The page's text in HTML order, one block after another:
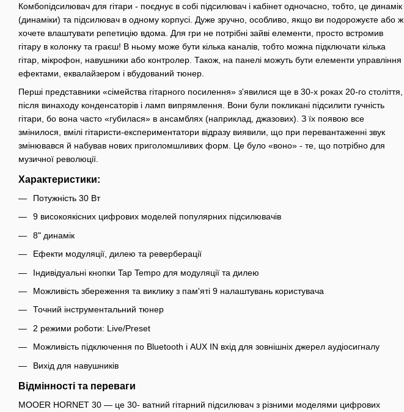
Комбопідсилювач для гітари - поєднує в собі підсилювач і кабінет одночасно, тобто, це динамік
(динаміки) та підсилювач в одному корпусі. Дуже зручно, особливо, якщо ви подорожуєте або ж
хочете влаштувати репетицію вдома. Для гри не потрібні зайві елементи, просто встромив
гітару в колонку та граєш! В ньому може бути кілька каналів, тобто можна підключати кілька
гітар, мікрофон, навушники або контролер. Також, на панелі можуть бути елементи управління
ефектами, еквалайзером і вбудований тюнер.
Перші представники «сімейства гітарного посилення» з'явилися ще в 30-х роках 20-го століття,
після винаходу конденсаторів і ламп випрямлення. Вони були покликані підсилити гучність
гітари, бо вона часто «губилася» в ансамблях (наприклад, джазових). З їх появою все
змінилося, вмілі гітаристи-експериментатори відразу виявили, що при перевантаженні звук
змінювався й набував нових приголомшливих форм. Це було «воно» - те, що потрібно для
музичної революції.
Характеристики:
Потужність 30 Вт
9 високоякісних цифрових моделей популярних підсилювачів
8" динамік
Ефекти модуляції, дилею та реверберації
Індивідуальні кнопки Tap Tempo для модуляції та дилею
Можливість збереження та виклику з пам'яті 9 налаштувань користувача
Точний інструментальний тюнер
2 режими роботи: Live/Preset
Можливість підключення по Bluetooth і AUX IN вхід для зовнішніх джерел аудіосигналу
Вихід для навушників
Відмінності та переваги
MOOER HORNET 30 — це 30- ватний гітарний підсилювач з різними моделями цифрових